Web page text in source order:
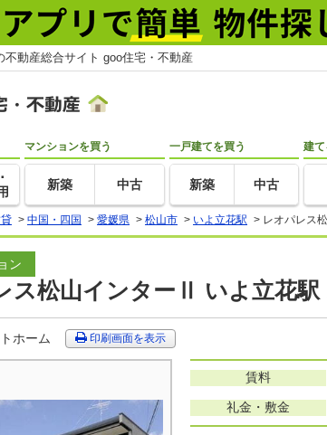
不動産総合サイト goo住宅・不動産
マンションを買う
新築 中古
一戸建てを買う
新築 中古
建て
> 中国・四国 > 愛媛県 > 松山市 > いよ立花駅 > レオパレス
ン
ス松山インターⅡ いよ立花
ホーム 印刷画面を表示
賃料
礼金・敷金